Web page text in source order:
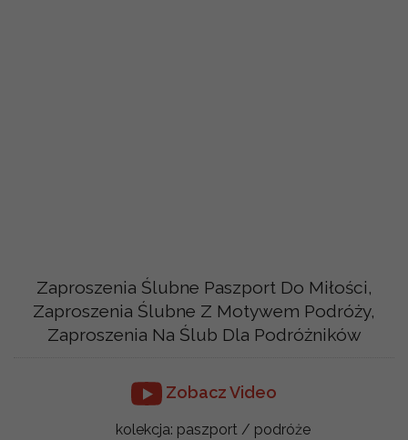
Zaproszenia Ślubne Paszport Do Miłości,
Zaproszenia Ślubne Z Motywem Podróży,
Zaproszenia Na Ślub Dla Podróżników
Zobacz Video
kolekcja: paszport / podróże